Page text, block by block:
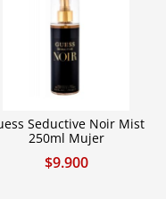
Seductive Noir Mist
250ml Mujer
$9.900